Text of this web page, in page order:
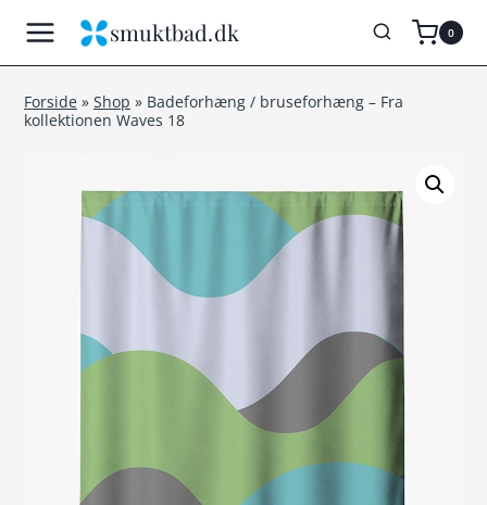
indhold
smuktbad.dk 0
Forside » Shop » Badeforhæng / bruseforhæng – Fra
kollektionen Waves 18